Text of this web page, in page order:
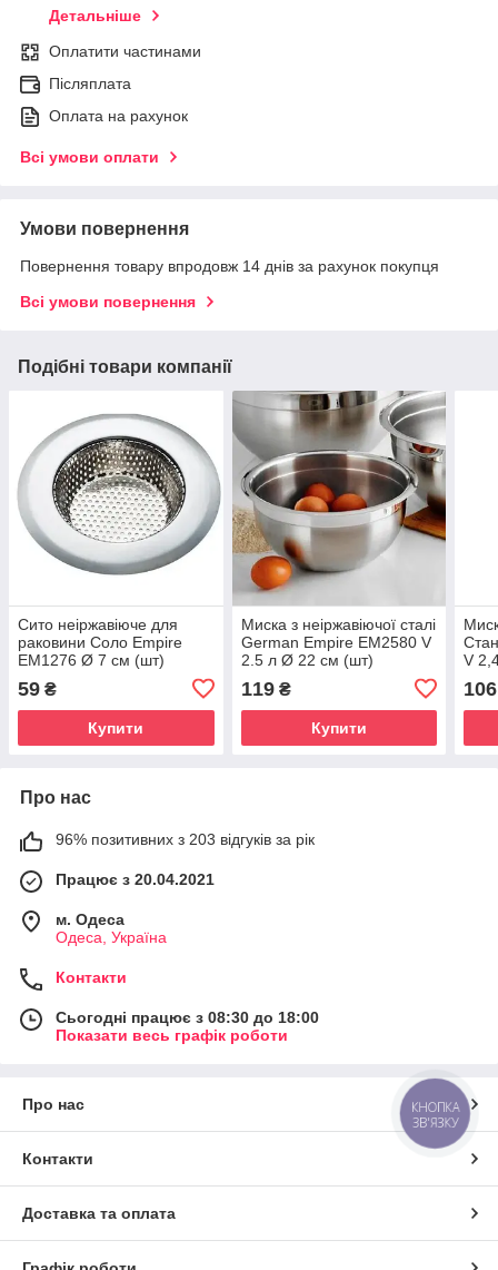
Детальніше
Оплатити частинами
Післяплата
Оплата на рахунок
Всі умови оплати
Умови повернення
Повернення товару впродовж 14 днів за рахунок покупця
Всі умови повернення
Подібні товари компанії
Сито неіржавіюче для
раковини Соло Empire
EM1276 Ø 7 см (шт)
59 ₴
Купити
Миска з неіржавіючої сталі
German Empire ЕМ2580 V
2.5 л Ø 22 см (шт)
119₴
Купити
V
106
Про нас
96% позитивних з 203 відгуків за рік
Працює з 20.04.2021
м. Одеса
Одеса, Україна
Контакти
Сьогодні працює з 08:30 до 18:00
Показати весь графік роботи
Про нас
Контакти
Доставка та оплата
КНОПКА
ЗВ'ЯЗКУ